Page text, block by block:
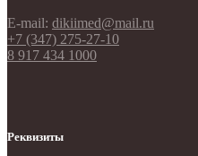
E-mail: dikiimed@mail.ru
+7 (347) 275-27-10
8 917 434 1000
Реквизиты